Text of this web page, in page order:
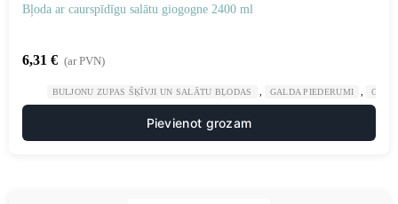
Bļoda ar caurspīdīgu salātu giogogne 2400 ml
6,31 € (ar PVN)
BULJONU ZUPAS ŠĶĪVJI UN SALĀTU BĻODAS GALDA PIEDERUMI
Pievienot grozam